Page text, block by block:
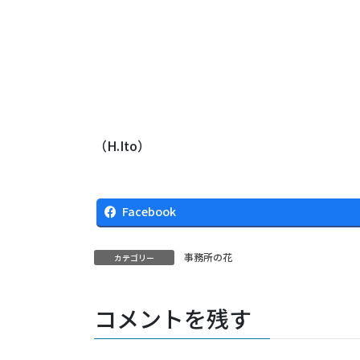
（H.Ito）
Facebook
カテゴリー 事務所の花
コメントを残す